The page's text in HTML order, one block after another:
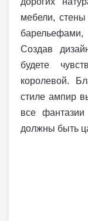
мебели, стены
Создав
будете
королевой.
стиле ампир
все
должны быть